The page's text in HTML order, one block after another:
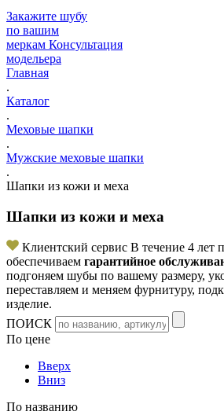
Закажите шубу
по вашим
меркам Консультация
модельера
Главная
.
Каталог
.
Меховые шапки
.
Мужские меховые шапки
.
Шапки из кожи и меха
Шапки из кожи и меха
Клиентский сервис В течение 4 лет
обеспечиваем гарантийное
подгоняем шубы по вашему размеру,
переставляем и меняем фурнитуру,
изделие.
ПОИСК
По цене
Вверх
Вниз
По названию